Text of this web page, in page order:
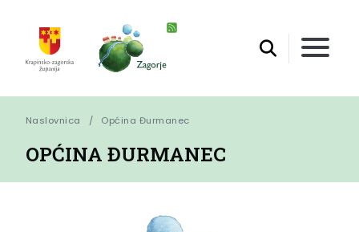
Naslovnica Općina Đurmanec
OPĆINA ĐURMANEC